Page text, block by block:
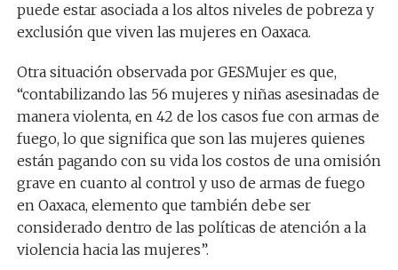
puede estar asociada a los altos niveles de pobreza y
exclusión que viven las mujeres en Oaxaca.
Otra situación observada por GESMujer es que,
“contabilizando las 56 mujeres y niñas asesinadas de
manera violenta, en 42 de los casos fue con armas de
fuego, lo que significa que son las mujeres quienes
están pagando con su vida los costos de una omisión
grave en cuanto al control y uso de armas de fuego
en Oaxaca, elemento que también debe ser
considerado dentro de las políticas de atención a la
violencia hacia las mujeres”.